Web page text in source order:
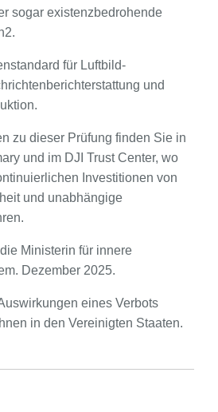
sogar existenzbedrohende
für Luftbild-
und
zu dieser Prüfung finden Sie in
und im DJI Trust Center, wo
Investitionen von
und unabhängige
Ministerin für innere
Dezember 2025.
eines Verbots
in den Vereinigten Staaten.